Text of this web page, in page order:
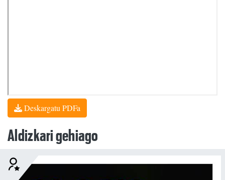
Deskargatu PDFa
Aldizkari gehiago